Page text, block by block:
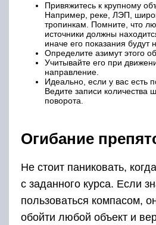
Привяжитесь к крупному
Например, реке, ЛЭП,
тропинкам. Помните, что
источники должны
иначе его показания будут
Определите азимут этого
Учитывайте его при
направление.
Идеально, если у вас есть
Ведите записи количества
поворота.
Огибание
Не стоит паниковать,
с заданного курса. Если
пользоваться компасом,
обойти любой объект и